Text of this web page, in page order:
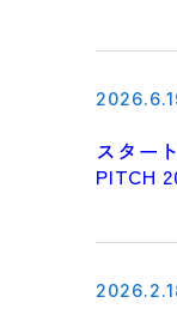
スター
PITCH